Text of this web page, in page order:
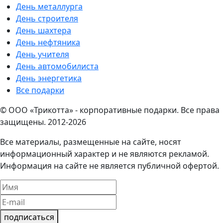
День металлурга
День строителя
День шахтера
День нефтяника
День учителя
День автомобилиста
День энергетика
Все подарки
© ООО «Трикотта» - корпоративные подарки. Все права
защищены. 2012-2026
Все материалы, размещенные на сайте, носят
информационный характер и не являются рекламой.
Информация на сайте не является публичной офертой.
подписаться